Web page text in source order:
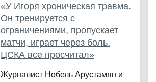
«У Игоря хроническая травма.
Он тренируется с
ограничениями, пропускает
матчи, играет через боль.
ЦСКА все просчитал»
Журналист Нобель Арустамян и